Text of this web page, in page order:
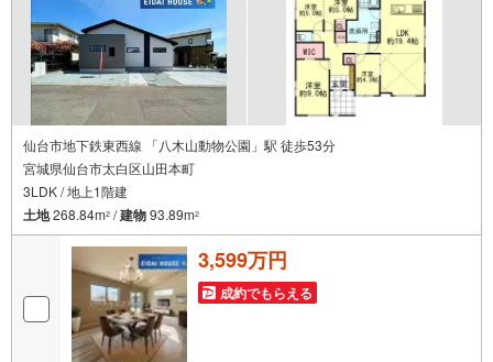
仙台市地下鉄東西線 「八木山動物公園」駅 徒歩53分
宮城県仙台市太白区山田本町
3LDK / 地上1階建
土地268.84m2 /建物93.89m2
3,599万円
成約でもらえる